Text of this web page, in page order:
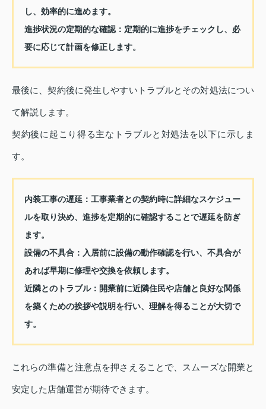
し、効率的に進めます。
進捗状況の定期的な確認： 定期的に進捗をチェックし、必
要に応じて計画を修正します。
最後に、契約後に発生しやすいトラブルとその対処法につい
て解説します。
契約後に起こり得る主なトラブルと対処法を以下に示しま
す。
内装工事の遅延： 工事業者との契約時に詳細なスケジュー
ルを取り決め、進捗を定期的に確認することで遅延を防ぎ
ます。
設備の不具合： 入居前に設備の動作確認を行い、不具合が
あれば早期に修理や交換を依頼します。
近隣とのトラブル： 開業前に近隣住民や店舗と良好な関係
を築くための挨拶や説明を行い、理解を得ることが大切で
す。
これらの準備と注意点を押さえることで、スムーズな開業と
安定した店舗運営が期待できます。